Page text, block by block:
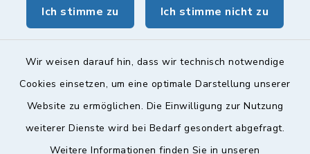
Ich stimme zu Ich stimme nicht zu
Wir weisen darauf hin, dass wir technisch notwendige
Cookies einsetzen, um eine optimale Darstellung unserer
Website zu ermöglichen. Die Einwilligung zur Nutzung
weiterer Dienste wird bei Bedarf gesondert abgefragt.
Weitere Informationen finden Sie in unseren
geoPortal Lichtenfels